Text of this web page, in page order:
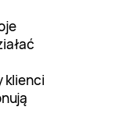
klienci